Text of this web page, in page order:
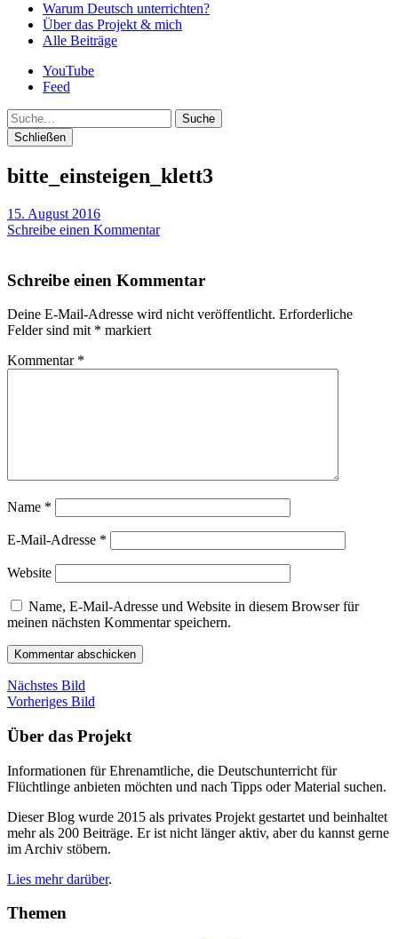
Warum Deutsch unterrichten?
Über das Projekt & mich
Alle Beiträge
YouTube
Feed
Suche
Schließen
bitte_einsteigen_klett3
15. August 2016
Schreibe einen Kommentar
Schreibe einen Kommentar
Deine E-Mail-Adresse wird nicht veröffentlicht. Erforderliche
Felder sind mit * markiert
Kommentar *
Name *
E-Mail-Adresse *
Website
Name, E-Mail-Adresse und Website in diesem Browser für
meinen nächsten Kommentar speichern.
Nächstes Bild
Vorheriges Bild
Über das Projekt
Informationen für Ehrenamtliche, die Deutschunterricht für
Flüchtlinge anbieten möchten und nach Tipps oder Material suchen.
Dieser Blog wurde 2015 als privates Projekt gestartet und beinhaltet
mehr als 200 Beiträge. Er ist nicht länger aktiv, aber du kannst gerne
im Archiv stöbern.
Lies mehr darüber.
Themen